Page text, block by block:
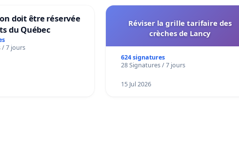
RC of G, Scotland HI. COVID-19 rapid guideline
2020 ; : 1-35.
doit être réservée
du Québec
/ 7 jours
Réviser la grille tarifaire des
crèches de Lancy
624 signatures
28 Signatures / 7 jours
15 Jul 2026